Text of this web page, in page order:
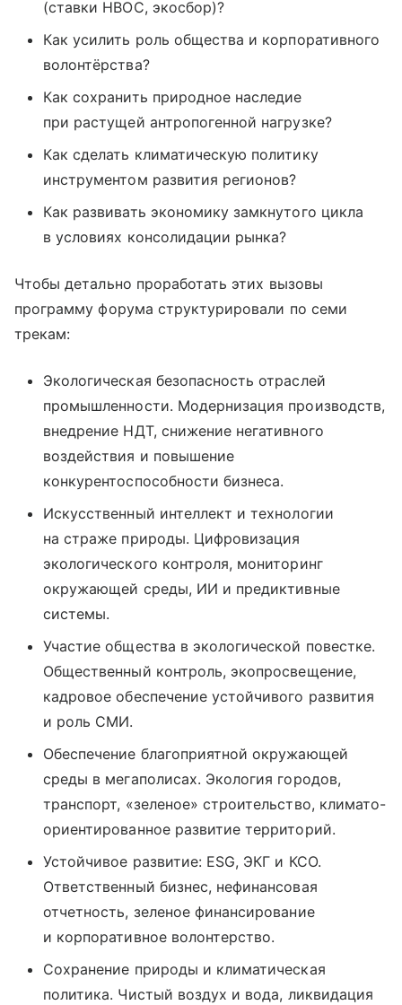
(ставки НВОС, экосбор)?
Как усилить роль общества и корпоративного
волонтёрства?
Как сохранить природное наследие
при растущей антропогенной нагрузке?
Как сделать климатическую политику
инструментом развития регионов?
Как развивать экономику замкнутого цикла
в условиях консолидации рынка?
Чтобы детально проработать этих вызовы
программу форума структурировали по семи
трекам:
Экологическая безопасность отраслей
промышленности. Модернизация производств,
внедрение НДТ, снижение негативного
воздействия и повышение
конкурентоспособности бизнеса.
Искусственный интеллект и технологии
на страже природы. Цифровизация
экологического контроля, мониторинг
окружающей среды, ИИ и предиктивные
системы.
Участие общества в экологической повестке.
Общественный контроль, экопросвещение,
кадровое обеспечение устойчивого развития
и роль СМИ.
Обеспечение благоприятной окружающей
среды в мегаполисах. Экология городов,
транспорт, «зеленое» строительство, климато-
ориентированное развитие территорий.
Устойчивое развитие: ESG, ЭКГ и КСО.
Ответственный бизнес, нефинансовая
отчетность, зеленое финансирование
и корпоративное волонтерство.
Сохранение природы и климатическая
политика. Чистый воздух и вода, ликвидация